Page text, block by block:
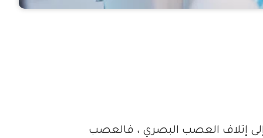
إتلاف العصب البصري ، فالعصب